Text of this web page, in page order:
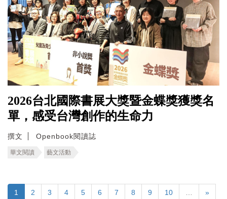
2026台北國際書展大獎暨金蝶獎獲獎名
單，感受台灣創作的生命力
撰文 Openbook閱讀誌
華文閱讀 藝文活動
1 2 3 4 5 6 7 8 9 10 »